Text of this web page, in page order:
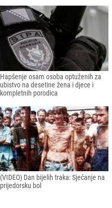
Hapšenje osam osoba optuženih za
ubistvo na desetine žena i djece i
kompletnih porodica
(VIDEO) Dan bijelih traka: Sjećanje na
prijedorsku bol